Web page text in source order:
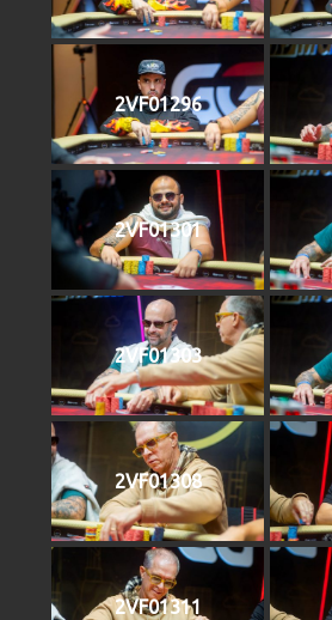
2VF01296
2VF01301
2VF01303
2VF01308
2VF01311